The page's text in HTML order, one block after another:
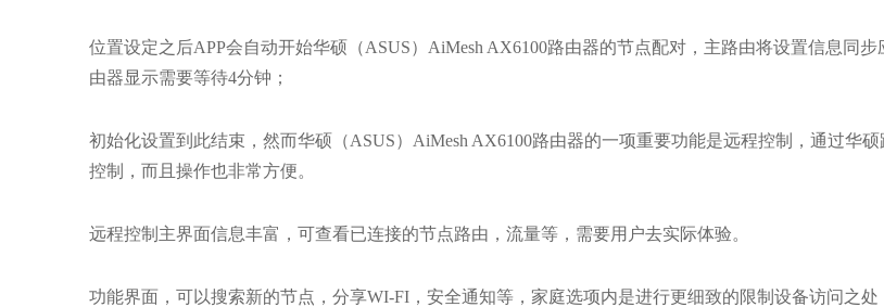
位置设定之后APP会自动开始华硕（ASUS）AiMesh AX6100路由器的节点配对，主路由将设置信息同
由器显示需要等待4分钟；
初始化设置到此结束，然而华硕（ASUS）AiMesh AX6100路由器的一项重要功能是远程控制，通过华
控制，而且操作也非常方便。
远程控制主界面信息丰富，可查看已连接的节点路由，流量等，需要用户去实际体验。
功能界面，可以搜索新的节点，分享WI-FI，安全通知等，家庭选项内是进行更细致的限制设备访问之